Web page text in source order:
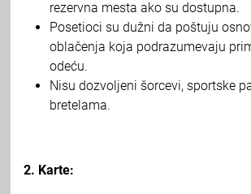
rezervna mesta ako su dostupna.
Posetioci su dužni da poštuju
oblačenja koja podrazumevaju
odeću.
Nisu dozvoljeni šorcevi, sportske
bretelama.
2. Karte: